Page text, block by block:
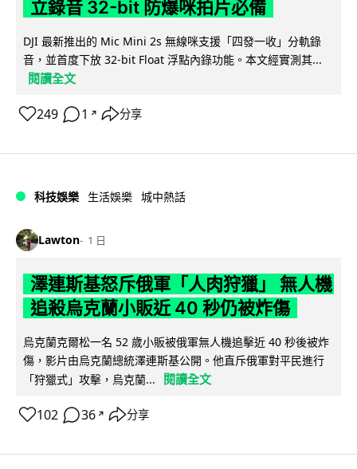
立錄音 32-bit 防爆咪拍片必備
DJI 最新推出的 Mic Mini 2s 無線咪支援「四發一收」分軌錄
音，並首度下放 32-bit Float 浮點內錄功能。本文經實測其...
閱讀全文
249 1 ↗ 分享
科技娛樂 生活娛樂 城中熱話
Lawton 1 日
澤連斯基怒斥俄軍「人肉狩獵」 無人機
追殺烏克蘭小販近 40 秒仍被炸傷
烏克蘭克爾松一名 52 歲小販被俄軍無人機追擊近 40 秒後被炸
傷，影片由烏克蘭總統澤連斯基公開。他直斥俄軍對平民進行
「狩獵式」攻擊，烏克蘭...
閱讀全文
102 36 ↗ 分享